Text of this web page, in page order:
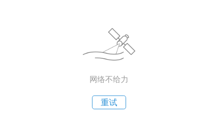
网络不给力
重试